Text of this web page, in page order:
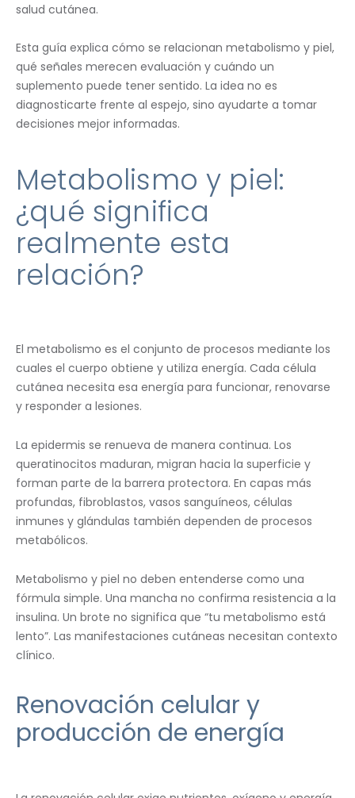
salud cutánea.
Esta guía explica cómo se relacionan metabolismo y piel,
qué señales merecen evaluación y cuándo un
suplemento puede tener sentido. La idea no es
diagnosticarte frente al espejo, sino ayudarte a tomar
decisiones mejor informadas.
Metabolismo y piel:
¿qué significa
realmente esta
relación?
El metabolismo es el conjunto de procesos mediante los
cuales el cuerpo obtiene y utiliza energía. Cada célula
cutánea necesita esa energía para funcionar, renovarse
y responder a lesiones.
La epidermis se renueva de manera continua. Los
queratinocitos maduran, migran hacia la superficie y
forman parte de la barrera protectora. En capas más
profundas, fibroblastos, vasos sanguíneos, células
inmunes y glándulas también dependen de procesos
metabólicos.
Metabolismo y piel no deben entenderse como una
fórmula simple. Una mancha no confirma resistencia a la
insulina. Un brote no significa que “tu metabolismo está
lento”. Las manifestaciones cutáneas necesitan contexto
clínico.
Renovación celular y
producción de energía